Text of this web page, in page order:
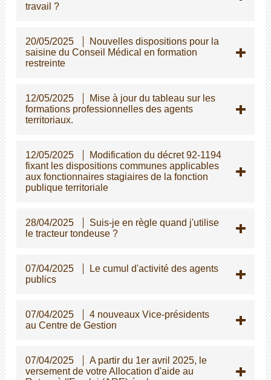
travail ?
20/05/2025
Nouvelles dispositions pour la
saisine du Conseil Médical en formation
restreinte
12/05/2025
Mise à jour du tableau sur les
formations professionnelles des agents
territoriaux.
12/05/2025
Modification du décret 92-1194
fixant les dispositions communes applicables
aux fonctionnaires stagiaires de la fonction
publique territoriale
28/04/2025
Suis-je en règle quand j'utilise
le tracteur tondeuse ?
07/04/2025
Le cumul d'activité des agents
publics
07/04/2025
4 nouveaux Vice-présidents
au Centre de Gestion
07/04/2025
A partir du 1er avril 2025, le
versement de votre Allocation d'aide au